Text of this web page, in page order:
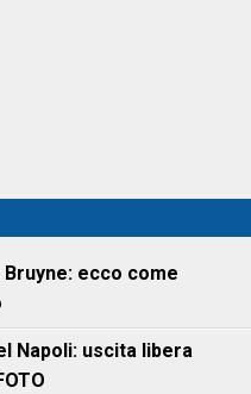
ecco come
Napoli: uscita libera